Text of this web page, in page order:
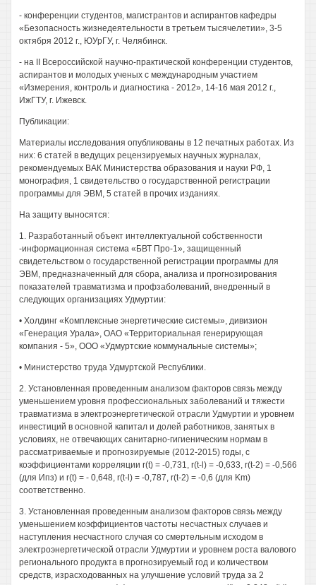
- конференции студентов, магистрантов и аспирантов кафедры
«Безопасность жизнедеятельности в третьем тысячелетии», 3-5
октября 2012 г., ЮУрГУ, г. Челябинск.
- на II Всероссийской научно-практической конференции студентов,
аспирантов и молодых ученых с международным участием
«Измерения, контроль и диагностика - 2012», 14-16 мая 2012 г.,
ИжГТУ, г. Ижевск.
Публикации:
Материалы исследования опубликованы в 12 печатных работах. Из
них: 6 статей в ведущих рецензируемых научных журналах,
рекомендуемых ВАК Министерства образования и науки РФ, 1
монография, 1 свидетельство о государственной регистрации
программы для ЭВМ, 5 статей в прочих изданиях.
На защиту выносятся:
1. Разработанный объект интеллектуальной собственности
-информационная система «БВТ Про-1», защищенный
свидетельством о государственной регистрации программы для
ЭВМ, предназначенный для сбора, анализа и прогнозирования
показателей травматизма и профзаболеваний, внедренный в
следующих организациях Удмуртии:
• Холдинг «Комплексные энергетические системы», дивизион
«Генерация Урала», ОАО «Территориальная генерирующая
компания - 5», ООО «Удмуртские коммунальные системы»;
• Министерство труда Удмуртской Республики.
2. Установленная проведенным анализом факторов связь между
уменьшением уровня профессиональных заболеваний и тяжести
травматизма в электроэнергетической отрасли Удмуртии и уровнем
инвестиций в основной капитал и долей работников, занятых в
условиях, не отвечающих санитарно-гигиеническим нормам в
рассматриваемые и прогнозируемые (2012-2015) годы, с
коэффициентами корреляции r(t) = -0,731, r(t-l) = -0,633, r(t-2) = -0,566
(для Ипз) и r(t) = - 0,648, r(t-l) = -0,787, r(t-2) = -0,6 (для Km)
соответственно.
3. Установленная проведенным анализом факторов связь между
уменьшением коэффициентов частоты несчастных случаев и
наступления несчастного случая со смертельным исходом в
электроэнергетической отрасли Удмуртии и уровнем роста валового
регионального продукта в прогнозируемый год и количеством
средств, израсходованных на улучшение условий труда за 2